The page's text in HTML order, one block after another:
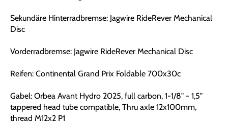
Sekundäre Hinterradbremse: Jagwire RideRever Mechanical
Disc
Vorderradbremse: Jagwire RideRever Mechanical Disc
Reifen: Continental Grand Prix Foldable 700x30c
Gabel: Orbea Avant Hydro 2025, full carbon, 1-1/8" - 1,5"
tappered head tube compatible, Thru axle 12x100mm,
thread M12x2 P1